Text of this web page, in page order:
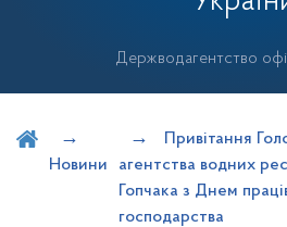
Держводагентство
Новини
Привітання
агентства водних
Гопчака з Днем
господарства